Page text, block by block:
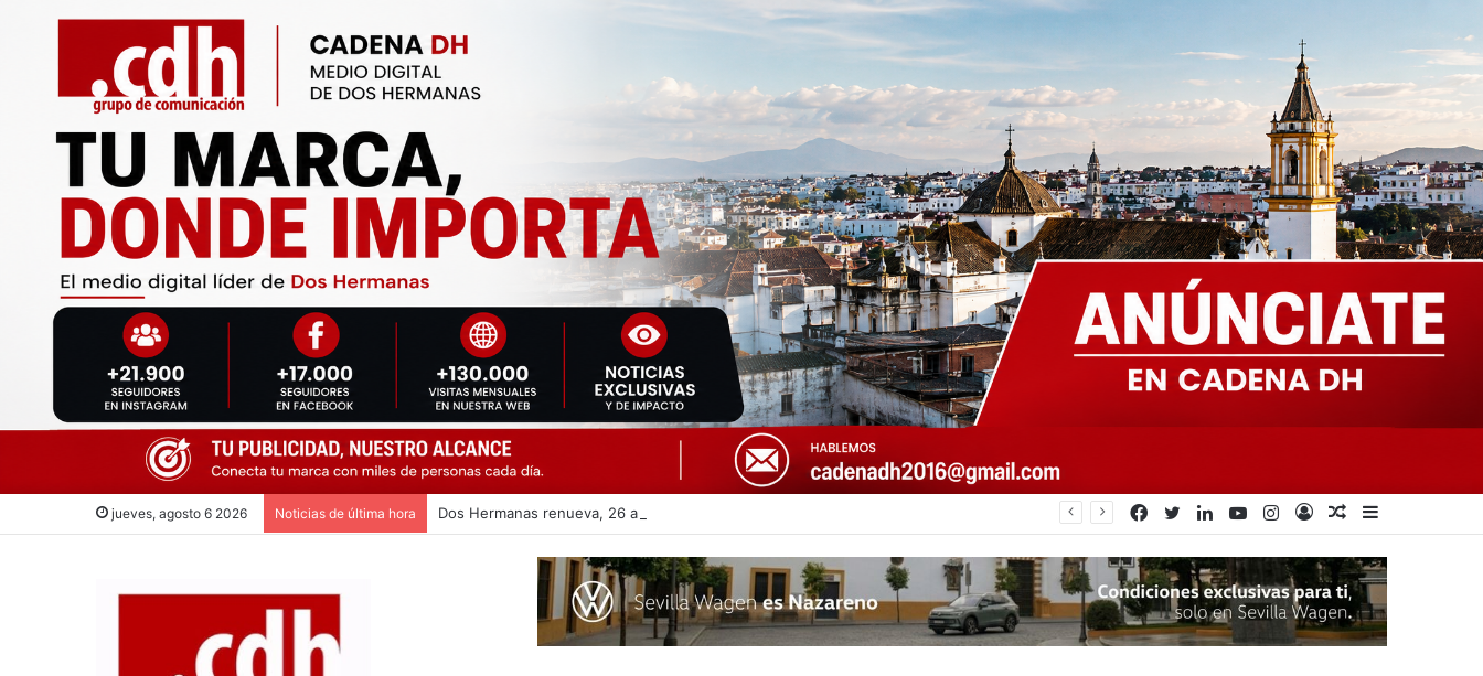
jueves, agosto 6 2026 Noticias de última hora Dos Hermanas renueva, 26 años después, el reglamento de su Policía Local
lateral
Publicación
al
azar
Acceso
Instagram
YouTube
LinkedIn
Twitter
Facebook